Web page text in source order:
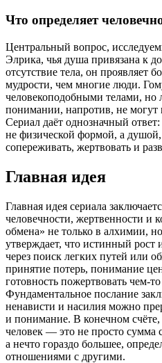
Что определяет
Центральный вопрос,
Элрика, чья душа привязана к
отсутствие тела, он проявляет
мудрости, чем многие люди.
человекоподобными телами,
понимании, напротив, не могут
Сериал даёт однозначный ответ:
не физической формой, а
сопереживать, жертвовать и
Главная идея
Главная идея сериала
человечности, жертвенности и
обмена» не только в алхимии,
утверждает, что истинный рост
через поиск легких путей или
принятие потерь, понимание
готовность пожертвовать чем-
Фундаментальное послание
ненависти и насилия можно
и понимание. В конечном счёте,
человек — это не просто сумма
а нечто гораздо большее,
отношениями с другими.